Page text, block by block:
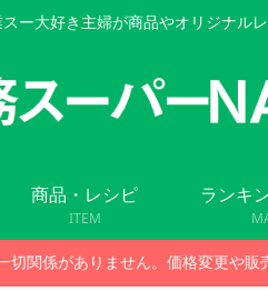
スー大好き主婦が商品やオリジナル
商品・レシピ
ITEM
ランキ
関係がありません。価格変更や